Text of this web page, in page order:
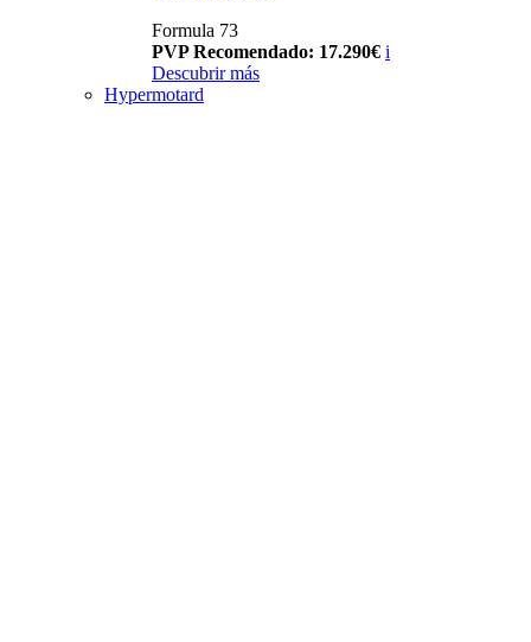
Formula 73
PVP Recomendado: 17.290€ i
Descubrir más
Hypermotard